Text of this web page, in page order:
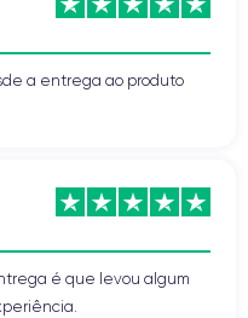
a entrega ao produto
é que levou algum